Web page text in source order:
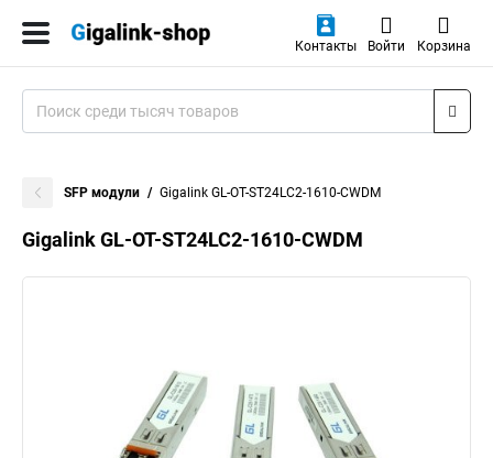
Контакты Войти Корзина
SFP модули Gigalink GL-OT-ST24LC2-1610-CWDM
Gigalink GL-OT-ST24LC2-1610-CWDM